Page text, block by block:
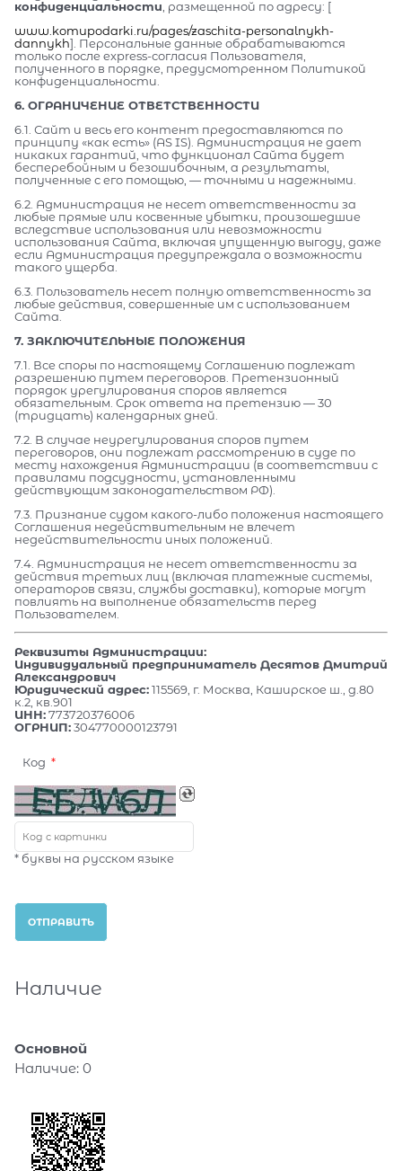
конфиденциальности , размещенной по адресу: [
www.komupodarki.ru/pages/zaschita-personalnykh-
dannykh]. Персональные данные обрабатываются
только после express-согласия Пользователя,
полученного в порядке, предусмотренном Политикой
конфиденциальности.
6. ОГРАНИЧЕНИЕ ОТВЕТСТВЕННОСТИ
6.1. Сайт и весь его контент предоставляются по
принципу «как есть» (AS IS). Администрация не дает
никаких гарантий, что функционал Сайта будет
бесперебойным и безошибочным, а результаты,
полученные с его помощью, — точными и надежными.
6.2. Администрация не несет ответственности за
любые прямые или косвенные убытки, произошедшие
вследствие использования или невозможности
использования Сайта, включая упущенную выгоду, даже
если Администрация предупреждала о возможности
такого ущерба.
6.3. Пользователь несет полную ответственность за
любые действия, совершенные им с использованием
Сайта.
7. ЗАКЛЮЧИТЕЛЬНЫЕ ПОЛОЖЕНИЯ
7.1. Все споры по настоящему Соглашению подлежат
разрешению путем переговоров. Претензионный
порядок урегулирования споров является
обязательным. Срок ответа на претензию — 30
(тридцать) календарных дней.
7.2. В случае неурегулирования споров путем
переговоров, они подлежат рассмотрению в суде по
месту нахождения Администрации (в соответствии с
правилами подсудности, установленными
действующим законодательством РФ).
7.3. Признание судом какого-либо положения настоящего
Соглашения недействительным не влечет
недействительности иных положений.
7.4. Администрация не несет ответственности за
действия третьих лиц (включая платежные системы,
операторов связи, службы доставки), которые могут
повлиять на выполнение обязательств перед
Пользователем.
Реквизиты Администрации:
Индивидуальный предприниматель Десятов Дмитрий
Александрович
Юридический адрес:115569, г. Москва, Каширское ш., д.80
к.2, кв.901
ИНН:773720376006
ОГРНИП:304770000123791
Код
* буквы на русском языке
Наличие
Основной
Наличие: 0